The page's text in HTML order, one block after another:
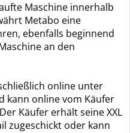
Maschine innerhalb
Metabo eine
ebenfalls beginnend
an den
online unter
kann online vom Käufer
Käufer erhält seine XXL
zugeschickt oder kann